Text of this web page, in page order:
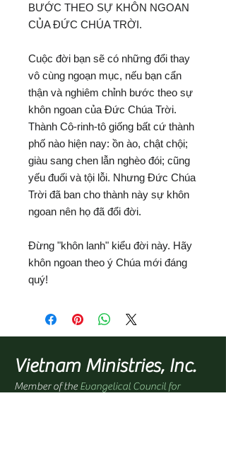
BƯỚC THEO SỰ KHÔN NGOAN
CỦA ĐỨC CHÚA TRỜI.
Cuộc đời bạn sẽ có những đổi thay
vô cùng ngoạn mục, nếu bạn cẩn
thận và nghiêm chỉnh bước theo sự
khôn ngoan của Đức Chúa Trời.
Thành Cô-rinh-tô giống bất cứ thành
phố nào hiện nay: ồn ào, chật chội;
giàu sang chen lẫn nghèo đói; cũng
yếu đuối và tội lỗi. Nhưng Đức Chúa
Trời đã ban cho thành này sự khôn
ngoan nên họ đã đổi đời.
Đừng "khôn lanh" kiểu đời này. Hãy
khôn ngoan theo ý Chúa mới đáng
quý!
Vietnam Ministries, Inc.
Member of the Evangelical Council for